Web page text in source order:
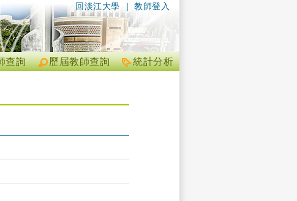
| 教師登入
回淡江大學
統計分析
歷屆教師查詢
查詢